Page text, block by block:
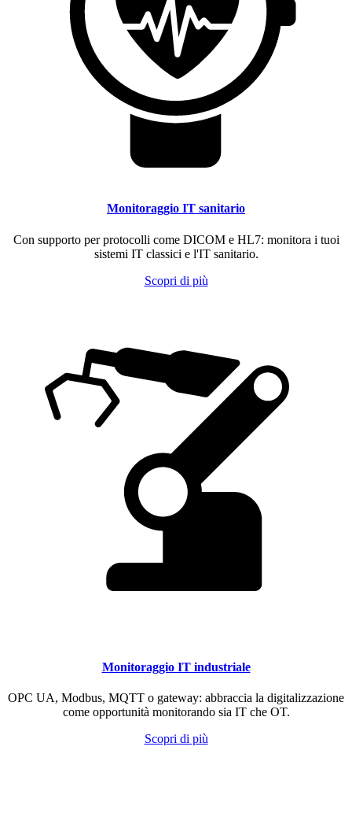
Monitoraggio IT sanitario
Con supporto per protocolli come DICOM e HL7: monitora i tuoi
sistemi IT classici e l'IT sanitario.
Scopri di più
Monitoraggio IT industriale
OPC UA, Modbus, MQTT o gateway: abbraccia la digitalizzazione
come opportunità monitorando sia IT che OT.
Scopri di più